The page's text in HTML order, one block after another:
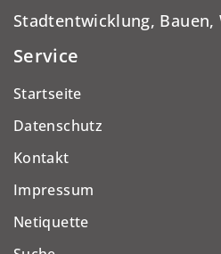
Stadtentwicklung,
Service
Startseite
Datenschutz
Kontakt
Impressum
Netiquette